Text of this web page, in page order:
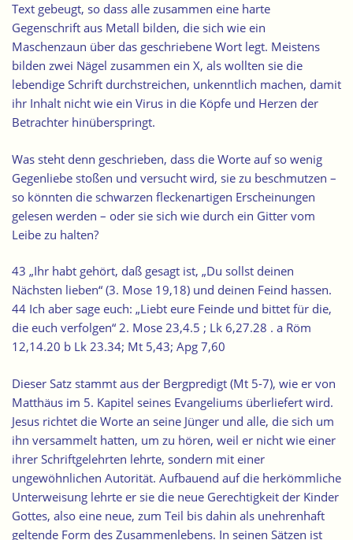
Text gebeugt, so dass alle zusammen eine harte
Gegenschrift aus Metall bilden, die sich wie ein
Maschenzaun über das geschriebene Wort legt. Meistens
bilden zwei Nägel zusammen ein X, als wollten sie die
lebendige Schrift durchstreichen, unkenntlich machen, damit
ihr Inhalt nicht wie ein Virus in die Köpfe und Herzen der
Betrachter hinüberspringt.
Was steht denn geschrieben, dass die Worte auf so wenig
Gegenliebe stoßen und versucht wird, sie zu beschmutzen –
so könnten die schwarzen fleckenartigen Erscheinungen
gelesen werden – oder sie sich wie durch ein Gitter vom
Leibe zu halten?
43 „Ihr habt gehört, daß gesagt ist, „Du sollst deinen
Nächsten lieben“ (3. Mose 19,18) und deinen Feind hassen.
44 Ich aber sage euch: „Liebt eure Feinde und bittet für die,
die euch verfolgen“ 2. Mose 23,4.5 ; Lk 6,27.28 . a Röm
12,14.20 b Lk 23.34; Mt 5,43; Apg 7,60
Dieser Satz stammt aus der Bergpredigt (Mt 5-7), wie er von
Matthäus im 5. Kapitel seines Evangeliums überliefert wird.
Jesus richtet die Worte an seine Jünger und alle, die sich um
ihn versammelt hatten, um zu hören, weil er nicht wie einer
ihrer Schriftgelehrten lehrte, sondern mit einer
ungewöhnlichen Autorität. Aufbauend auf die herkömmliche
Unterweisung lehrte er sie die neue Gerechtigkeit der Kinder
Gottes, also eine neue, zum Teil bis dahin als unehrenhaft
geltende Form des Zusammenlebens. In seinen Sätzen ist